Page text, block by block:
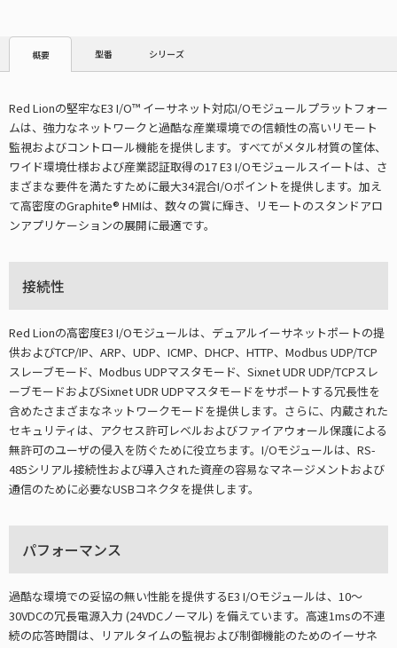
概要 型番 シリーズ
Red Lionの堅牢なE3 I/O™ イーサネット対応I/Oモジュールプラットフォー
ムは、強力なネットワークと過酷な産業環境での信頼性の高いリモート
監視およびコントロール機能を提供します。すべてがメタル材質の筐体、
ワイド環境仕様および産業認証取得の17 E3 I/Oモジュールスイートは、さ
まざまな要件を満たすために最大34混合I/Oポイントを提供します。加え
て高密度のGraphite® HMIは、数々の賞に輝き、リモートのスタンドアロ
ンアプリケーションの展開に最適です。
接続性
Red Lionの高密度E3 I/Oモジュールは、デュアルイーサネットポートの提
供およびTCP/IP、ARP、UDP、ICMP、DHCP、HTTP、Modbus UDP/TCP
スレーブモード、Modbus UDPマスタモード、Sixnet UDR UDP/TCPスレ
ーブモードおよびSixnet UDR UDPマスタモードをサポートする冗長性を
含めたさまざまなネットワークモードを提供します。さらに、内蔵された
セキュリティは、アクセス許可レベルおよびファイアウォール保護による
無許可のユーザの侵入を防ぐために役立ちます。I/Oモジュールは、RS-
485シリアル接続性および導入された資産の容易なマネージメントおよび
通信のために必要なUSBコネクタを提供します。
パフォーマンス
過酷な環境での妥協の無い性能を提供するE3 I/Oモジュールは、10～
30VDCの冗長電源入力 (24VDCノーマル) を備えています。高速1msの不連
続の応答時間は、リアルタイムの監視および制御機能のためのイーサネ